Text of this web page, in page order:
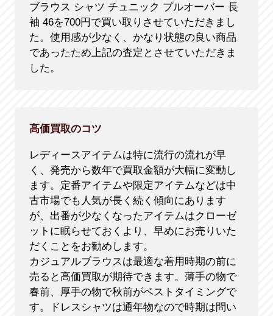
ブラウス シャツ チュニック プルオーバー 長
袖 46を700円で買い取りさせていただきまし
た。使用感が少なく、かなり状態の良い商品
であったため上記の査定とさせていただきま
した。
高価買取のコツ
レディースアイテムは特に流行の流れが早
く、発売から数年で買取金額が大幅に変動し
ます。定番アイテムや限定アイテムなどは中
古市場でも人気が長く続く傾向にあります
が、出番が少なくなったアイテムはクローゼ
ットに眠らせておくより、早めにお売りいた
だくことをお勧めします。
カジュアルブラウスは最適な着用時期の前に
売ると高価買取が期待できます。薄手の物で
春前、厚手の物で秋前がベストタイミングで
す。ドレスシャツは通年物なので時期は問い